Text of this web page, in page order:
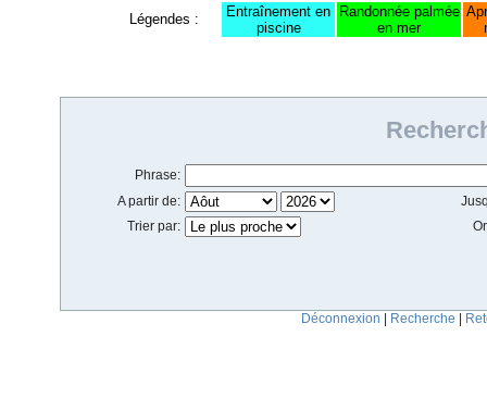
Légendes :
Entraînement en
piscine
Randonnée palmée
en mer
Phrase:
A partir de:
Trier par:
Déconnexion Recherche